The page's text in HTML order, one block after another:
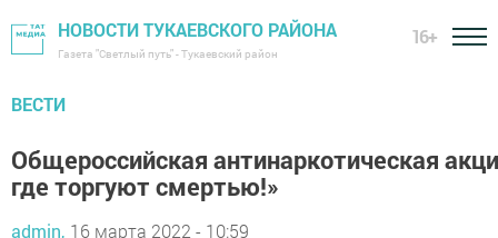
НОВОСТИ ТУКАЕВСКОГО РАЙОНА
Газета "Светлый путь" - Тукаевский район
16+
ВЕСТИ
Общероссийская антинаркотическая
где торгуют смертью!»
admin, 16 марта 2022 - 10:59